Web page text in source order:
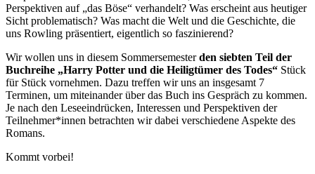
Perspektiven auf „das Böse“ verhandelt? Was erscheint aus heutiger
Sicht problematisch? Was macht die Welt und die Geschichte, die
uns Rowling präsentiert, eigentlich so faszinierend?
Wir wollen uns in diesem Sommersemesterden siebten Teil der
Buchreihe „Harry Potter und die Heiligtümer des Todes“ Stück
für Stück vornehmen. Dazu treffen wir uns an insgesamt 7
Terminen, um miteinander über das Buch ins Gespräch zu kommen.
Je nach den Leseeindrücken, Interessen und Perspektiven der
Teilnehmer*innen betrachten wir dabei verschiedene Aspekte des
Romans.
Kommt vorbei!